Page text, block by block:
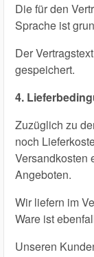
Die für den
Sprache ist
Der
gespeichert.
4.
Zuzüglich zu
noch
Versandkosten
Angeboten.
Wir liefern im
Ware ist
Unseren